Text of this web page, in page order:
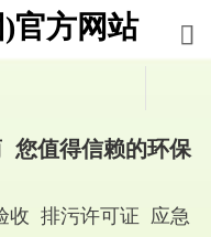
官方网站
您值得信赖的环保
收 排污许可证 应急